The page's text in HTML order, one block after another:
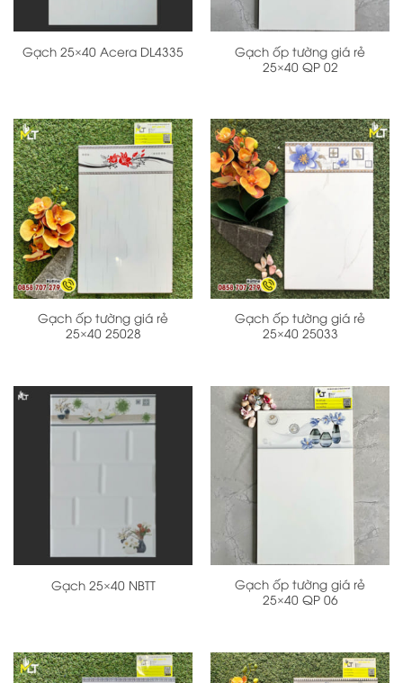
Gạch 25×40 Acera DL4335
Gạch ốp tường giá rẻ
25×40 QP 02
Gạch ốp tường giá rẻ
25×40 25028
Gạch ốp tường giá rẻ
25×40 25033
Gạch 25×40 NBTT
Gạch ốp tường giá rẻ
25×40 QP 06